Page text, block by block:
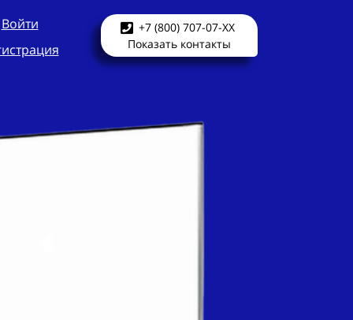
Войти
+7 (800) 707-07-XX
Показать контакты